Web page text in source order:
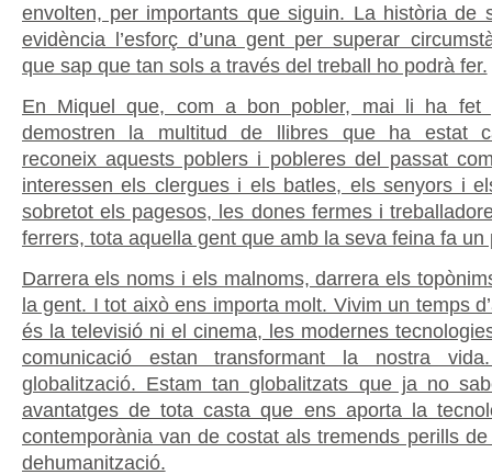
envolten, per importants que siguin. La història de
evidència l’esforç d’una gent per superar
que sap que tan sols a través del treball ho podrà fer.
En Miquel que, com a bon pobler, mai li ha fet
demostren la multitud de llibres que ha estat
reconeix aquests poblers i pobleres del passat
interessen els clergues i els batles, els senyors i
sobretot els pagesos, les dones fermes i
ferrers, tota aquella gent que amb la seva feina fa un
Darrera els noms i els malnoms, darrera els
la gent. I tot això ens importa molt. Vivim un temps
és la televisió ni el cinema, les modernes
comunicació estan transformant la nostra
globalització. Estam tan globalitzats que ja no
avantatges de tota casta que ens aporta la
contemporània van de costat als tremends perills
dehumanització.